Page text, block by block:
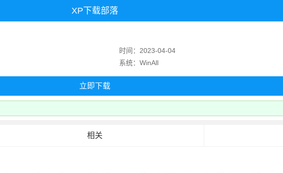
XP下载部落
时间：2023-04-04
系统：WinAll
立即下载
相关